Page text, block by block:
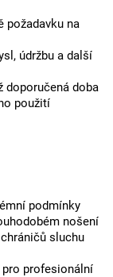
požadavku na
údržbu a další
doporučená doba
použití
podmínky
nošení
sluchu
pro profesionální